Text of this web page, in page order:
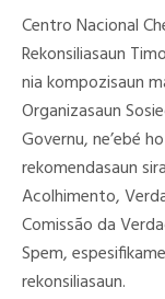
Centro Nacional
Rekonsiliasaun
nia kompozisaun
Organizasaun
Governu, ne’ebé
rekomendasaun
Acolhimento,
Comissão da
Spem,
rekonsiliasaun.